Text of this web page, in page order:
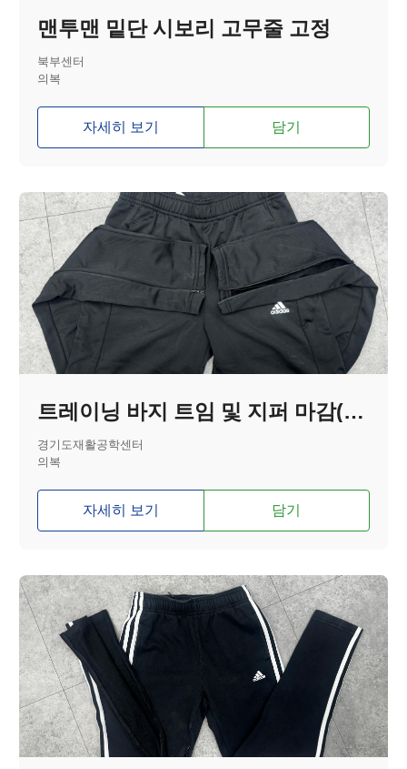
맨투맨 밑단 시보리 고무줄 고정
북부센터
의복
자세히 보기 담기
트레이닝 바지 트임 및 지퍼 마감(양측)
경기도재활공학센터
의복
자세히 보기 담기